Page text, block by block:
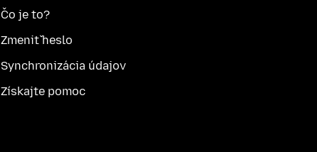
Čo je to?
Zmeniť heslo
Synchronizácia údajov
Získajte pomoc